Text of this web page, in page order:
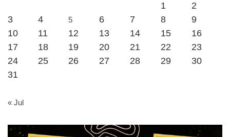
1
2
3
4 5 6 7 8
9
10
11 12 13 14 15
16
17
18 19 20 21 22
23
24
25 26 27 28 29
30
31
« Jul